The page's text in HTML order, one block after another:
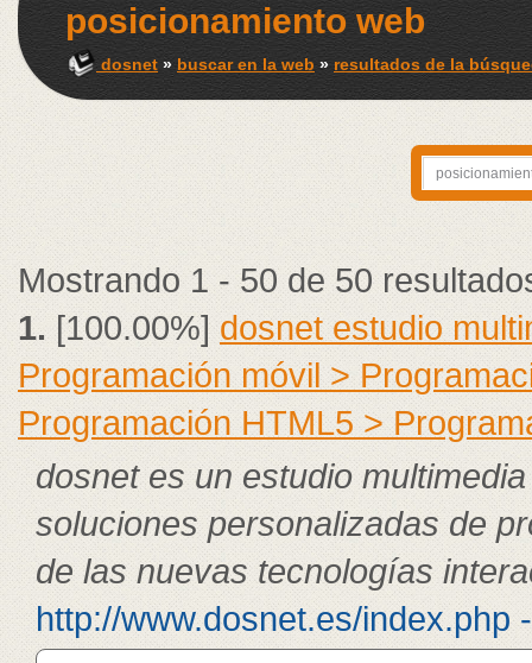
posicionamiento web
dosnet » buscar en la web » resultados de la
Mostrando 1 - 50 de 50
1. [100.00%]dosnet estudio
Programación móvil >
Programación HTML5 >
dosnet es un estudio
soluciones personalizadas de
de las nuevas tecnologías
http://www.dosnet.es/index.php